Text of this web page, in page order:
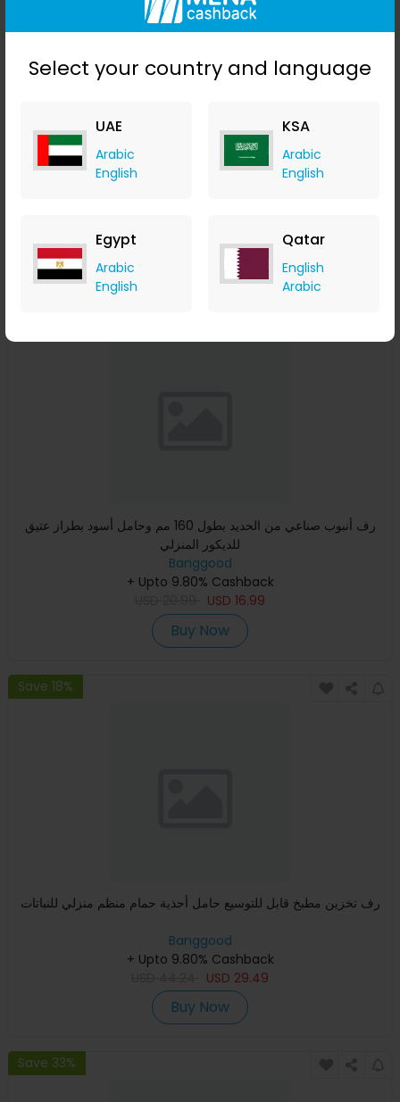
Select your country and language
UAE
Arabic
English
KSA
Arabic
English
Egypt
Arabic
English
Qatar
English
Arabic
Buy Now
رف أنبوب صناعي من الحديد بطول 160 مم وحامل أسود بطراز عتيق
للديكور المنزلي
Banggood
+ Upto 9.80% Cashback
USD 16.99
Buy Now
Save 18%
رف تخزين مطبخ قابل للتوسيع حامل أحذية حمام منظم منزلي للنباتات
Banggood
+ Upto 9.80% Cashback
USD 29.49
Buy Now
Save 33%